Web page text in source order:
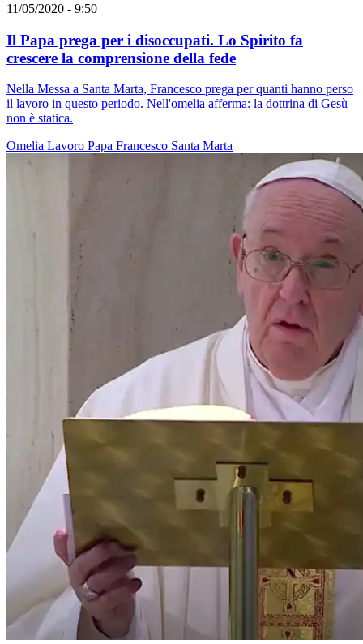
11/05/2020 - 9:50
Il Papa prega per i disoccupati. Lo Spirito fa
crescere la comprensione della fede
Nella Messa a Santa Marta, Francesco prega per quanti hanno perso
il lavoro in questo periodo. Nell'omelia afferma: la dottrina di Gesù
non è statica.
Omelia Lavoro Papa Francesco Santa Marta